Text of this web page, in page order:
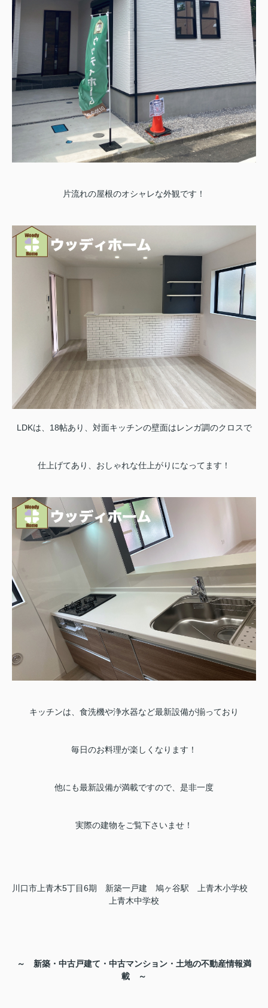
片流れの屋根のオシャレな外観です！
LDKは、18帖あり、対面キッチンの壁面はレンガ調のクロスで
仕上げてあり、おしゃれな仕上がりになってます！
キッチンは、食洗機や浄水器など最新設備が揃っており
毎日のお料理が楽しくなります！
他にも最新設備が満載ですので、是非一度
実際の建物をご覧下さいませ！
川口市上青木5丁目6期 新築一戸建 鳩ヶ谷駅 上青木小学校
上青木中学校
～ 新築・中古戸建て・中古マンション・土地の不動産情報満
載 ～